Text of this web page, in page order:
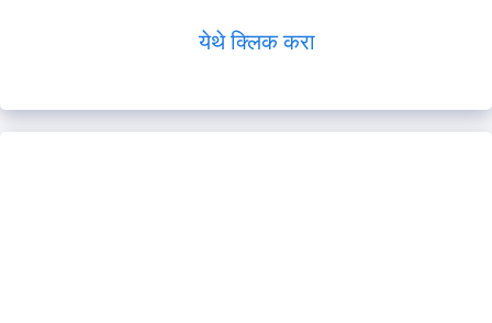
येथे क्लिक करा